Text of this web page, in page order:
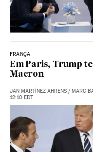
FRANÇA
Em Paris, Trump
Macron
JAN MARTÍNEZ AHRENS / MARC
12:10 EDT